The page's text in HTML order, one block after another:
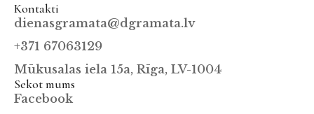
Kontakti
dienasgramata@dgramata.lv
+371 67063129
Mūkusalas iela 15a, Rīga, LV-1004
Sekot mums
Facebook